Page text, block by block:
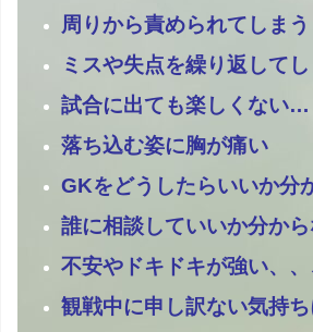
周りから責められてしまう
ミスや失点を繰り返してし
試合に出ても楽しくない…
落ち込む姿に胸が痛い
GKをどうしたらいいか分
誰に相談していいか分か
不安やドキドキが強い、、
観戦中に申し訳ない気持